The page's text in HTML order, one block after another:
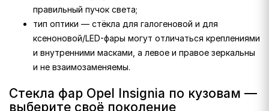
правильный пучок света;
тип оптики — стёкла для галогеновой и для
ксеноновой/LED-фары могут отличаться креплениями
и внутренними масками, а левое и правое зеркальны
и не взаимозаменяемы.
Стекла фар Opel Insignia по кузовам —
выберите своё поколение